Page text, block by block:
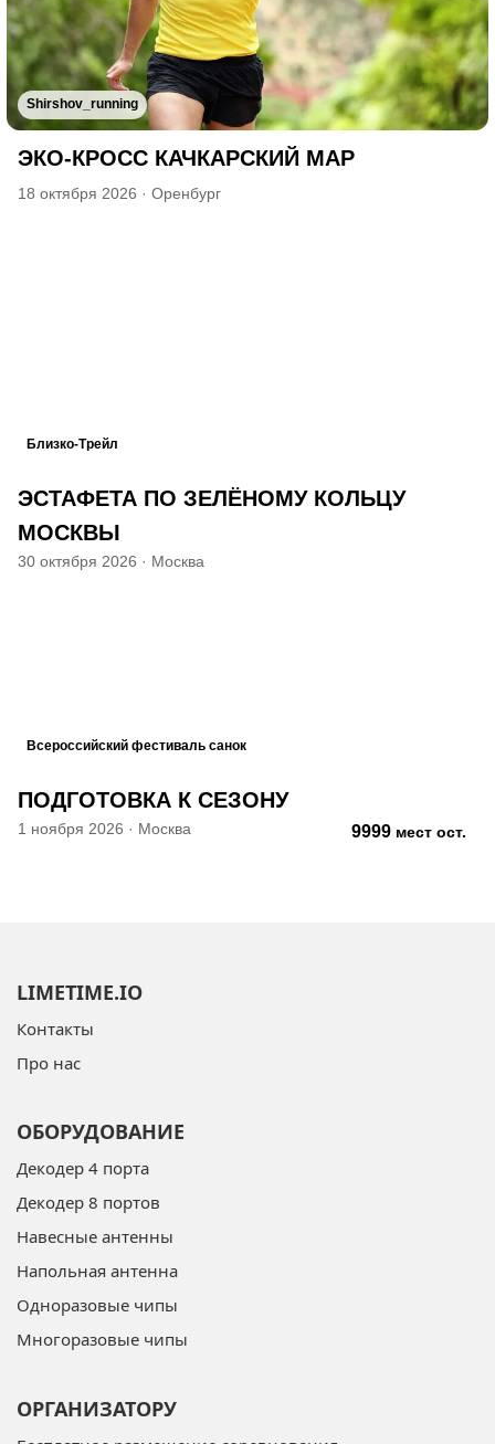
Shirshov_running
ЭКО-КРОСС КАЧКАРСКИЙ МАР
18 октября 2026 · Оренбург
Близко-Трейл
ЭСТАФЕТА ПО ЗЕЛЁНОМУ КОЛЬЦУ
МОСКВЫ
30 октября 2026 · Москва
Всероссийский фестиваль санок
ПОДГОТОВКА К СЕЗОНУ
1 ноября 2026 · Москва 9999 мест ост.
LIMETIME.IO
Контакты
Про нас
ОБОРУДОВАНИЕ
Декодер 4 порта
Декодер 8 портов
Навесные антенны
Напольная антенна
Одноразовые чипы
Многоразовые чипы
ОРГАНИЗАТОРУ